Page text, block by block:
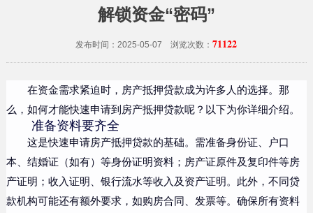
解锁资金“密码”
发布时间：2025-05-07 浏览次数：71122
在资金需求紧迫时，房产抵押贷款成为许多人的选择。那
么，如何才能快速申请到房产抵押贷款呢？以下为你详细介绍。
准备资料要齐全
这是快速申请房产抵押贷款的基础。需准备身份证、户口
本、结婚证（如有）等身份证明资料；房产证原件及复印件等房
产证明；收入证明、银行流水等收入及资产证明。此外，不同贷
款机构可能还有额外要求，如购房合同、发票等。确保所有资料